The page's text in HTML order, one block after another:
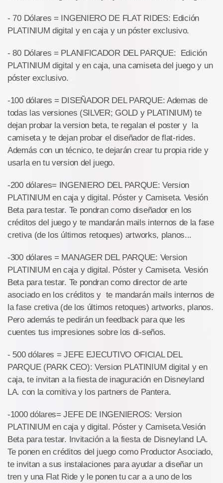
- 70 Dólares = INGENIERO DE FLAT RIDES: Edición
PLATINIUM digital y en caja y un póster exclusivo.
- 80 Dólares = PLANIFICADOR DEL PARQUE: Edición
PLATINIUM digital y en caja, una camiseta del juego y un
póster exclusivo.
-100 dólares = DISEÑADOR DEL PARQUE: Ademas de
todas las versiones (SILVER; GOLD y PLATINIUM) te
dejan probar la version beta, te regalan el poster y la
camiseta y te dejan probar el diseñador de flat-rides.
Además con un técnico, te dejarán crear tu propia ride y
usarla en tu version del juego.
-200 dólares= INGENIERO DEL PARQUE: Version
PLATINIUM en caja y digital. Póster y Camiseta. Vesión
Beta para testar. Te pondran como diseñador en los
créditos del juego y te mandarán mails internos de la fase
cretiva (de los últimos retoques) artworks, planos...
-300 dólares = MANAGER DEL PARQUE: Version
PLATINIUM en caja y digital. Póster y Camiseta. Vesión
Beta para testar. Te pondran como director de arte
asociado en los créditos y te mandarán mails internos de
la fase cretiva (de los últimos retoques) artworks, planos.
Pero además te pedirán un feedback para que les
cuentes tus impresiones sobre los di-seños.
- 500 dólares = JEFE EJECUTIVO OFICIAL DEL
PARQUE (PARK CEO): Version PLATINIUM digital y en
caja, te invitan a la fiesta de inaguración en Disneyland
LA. con la comitiva y los partners de Pantera.
-1000 dólares= JEFE DE INGENIEROS: Version
PLATINIUM en caja y digital. Póster y Camiseta.Vesión
Beta para testar. Invitación a la fiesta de Disneyland LA.
Te ponen en créditos del juego como Productor Asociado,
te invitan a sus instalaciones para ayudar a diseñar un
tren y una Flat Ride y le ponen tu car a a uno de los